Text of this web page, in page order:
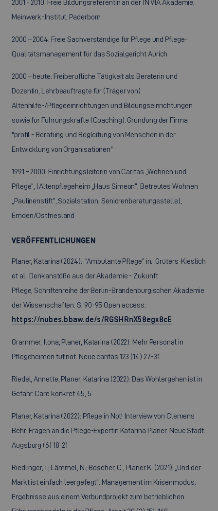
2001 - 2010: Freie Bildungsreferentin an der IN VIA Akademie,
Meinwerk-Institut, Paderborn
2000 – 2004: Freie Sachverständige für Pflege und Pflege-
Qualitätsmanagement für das Sozialgericht Aurich
2000 – heute: Freiberufliche Tätigkeit als Beraterin und
Dozentin, Lehrbeauftragte für (Träger von)
Altenhilfe-/Pflegeeinrichtungen und Bildungseinrichtungen
sowie für Führungskräfte (Coaching). Gründung der Firma
"profil - Beratung und Begleitung von Menschen in der
Entwicklung von Organisationen"
1991 – 2000: Einrichtungsleiterin von Caritas „Wohnen und
Pflege“, (Altenpflegeheim „Haus Simeon“, Betreutes Wohnen
„Paulinenstift“, Sozialstation, Seniorenberatungsstelle),
Emden/Ostfriesland
VERÖFFENTLICHUNGEN
Planer, Katarina (2024): “Ambulante Pflege” in: Grüters-Kieslich
et al.: Denkanstöße aus der Akademie - Zukunft
Pflege, Schriftenreihe der Berlin-Brandenburgischen Akademie
der Wissenschaften. S. 90-95 Open access:
https://nubes.bbaw.de/s/RGSHRnX58egx8cE
Grammer, Ilona; Planer, Katarina (2022): Mehr Personal in
Pflegeheimen tut not. Neue caritas 123 (14) 27-31
Riedel, Annette; Planer, Katarina (2022): Das Wohlergehen ist in
Gefahr. Care konkret 45, 5
Planer, Katarina (2022): Pflege in Not! Interview von Clemens
Behr: Fragen an die Pflege-Expertin Katarina Planer. Neue Stadt.
Augsburg (6) 18-21
Riedlinger, I.; Lämmel, N.; Boscher, C., Planer K. (2021): „Und der
Markt ist einfach leergefegt“. Management im Krisenmodus:
Ergebnisse aus einem Verbundprojekt zum betrieblichen